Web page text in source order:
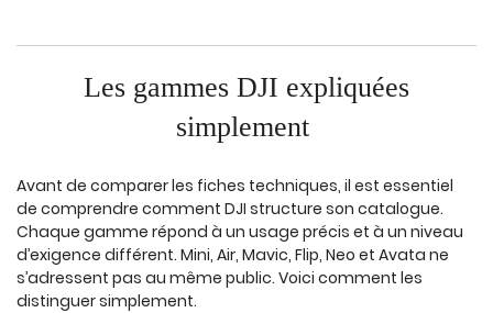
Les gammes DJI expliquées
simplement
Avant de comparer les fiches techniques, il est essentiel
de comprendre comment DJI structure son catalogue.
Chaque gamme répond à un usage précis et à un niveau
d’exigence différent. Mini, Air, Mavic, Flip, Neo et Avata ne
s’adressent pas au même public. Voici comment les
distinguer simplement.